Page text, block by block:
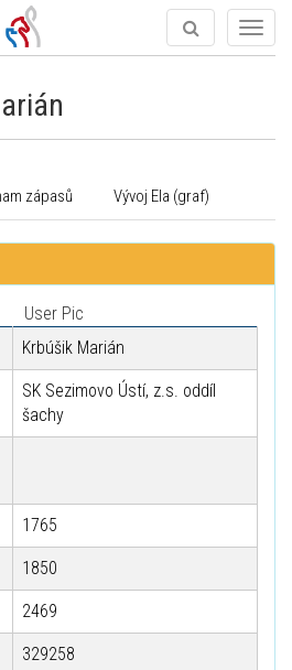
zápasů Vývoj Ela (graf)
Krbúšik Marián
SK Sezimovo Ústí, z.s. oddíl
šachy
1765
1850
2469
329258